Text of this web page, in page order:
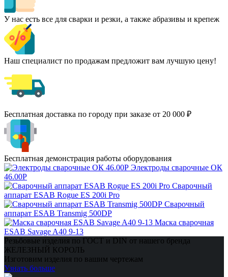
У нас есть все для сварки и резки, а также абразивы и крепеж
Наш специалист по продажам предложит вам лучшую цену!
Бесплатная доставка по городу при заказе от 20 000 ₽
Бесплатная демонстрация работы оборудования
Электроды сварочные ОК
46.00Р
Сварочный
аппарат ESAB Rogue ES 200i Pro
Сварочный
аппарат ESAB Transmig 500DP
Маска сварочная
ESAB Savage A40 9-13
Резьбовые изделия по ГОСТ и DIN от нашего бренда
ЖЕЛЕЗНЫЙ КОРОЛЬ
Изготовим изделия по вашим чертежам
Узнать больше